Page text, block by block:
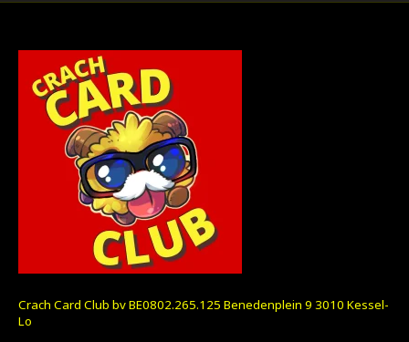
Crach Card Club bv BE0802.265.125 Benedenplein 9 3010 Kessel-
Lo